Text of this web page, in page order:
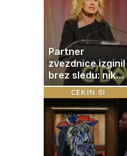
Partner
zvezdnice izginil
brez sledu: nikoli
ga niso našli,
nato je prišla še
ena tragedija
CEKIN.SI